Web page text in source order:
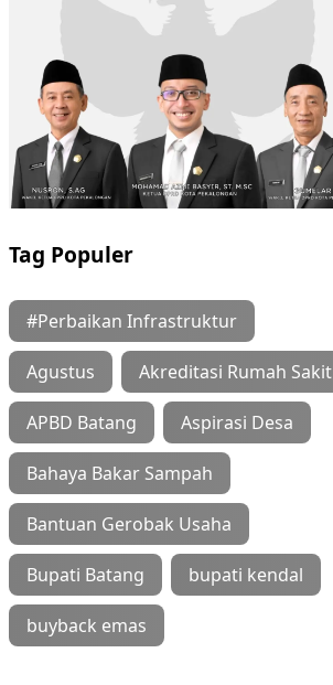
Tag Populer
#Perbaikan Infrastruktur
Agustus Akreditasi Rumah Sakit
APBD Batang Aspirasi Desa
Bahaya Bakar Sampah
Bantuan Gerobak Usaha
Bupati Batang bupati kendal
buyback emas